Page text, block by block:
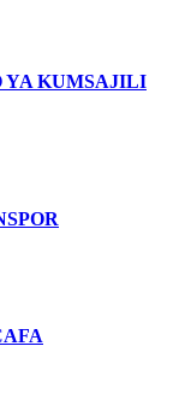
YA KUMSAJILI